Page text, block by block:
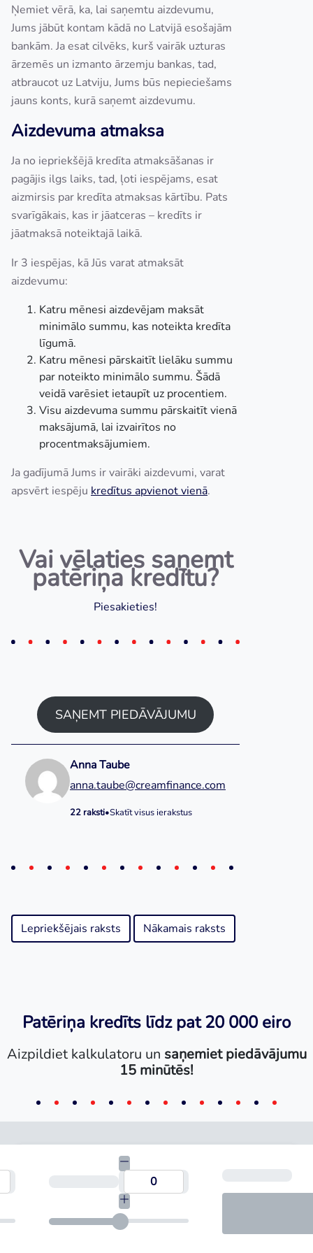
Ņemiet vērā, ka, lai saņemtu aizdevumu,
Jums jābūt kontam kādā no Latvijā esošajām
bankām. Ja esat cilvēks, kurš vairāk uzturas
ārzemēs un izmanto ārzemju bankas, tad,
atbraucot uz Latviju, Jums būs nepieciešams
jauns konts, kurā saņemt aizdevumu.
Aizdevuma atmaksa
Ja no iepriekšējā kredīta atmaksāšanas ir
pagājis ilgs laiks, tad, ļoti iespējams, esat
aizmirsis par kredīta atmaksas kārtību. Pats
svarīgākais, kas ir jāatceras – kredīts ir
jāatmaksā noteiktajā laikā.
Ir 3 iespējas, kā Jūs varat atmaksāt
aizdevumu:
Katru mēnesi aizdevējam maksāt
minimālo summu, kas noteikta kredīta
līgumā.
Katru mēnesi pārskaitīt lielāku summu
par noteikto minimālo summu. Šādā
veidā varēsiet ietaupīt uz procentiem.
Visu aizdevuma summu pārskaitīt vienā
maksājumā, lai izvairītos no
procentmaksājumiem.
Ja gadījumā Jums ir vairāki aizdevumi, varat
apsvērt iespēju kredītus apvienot vienā.
Vai vēlaties saņemt
patēriņa kredītu?
Piesakieties!
SAŅEMT PIEDĀVĀJUMU
Anna Taube
anna.taube@creamfinance.com
22 raksti•Skatīt visus ierakstus
Lepriekšējais raksts Nākamais raksts
Patēriņa kredīts līdz pat 20 000 eiro
Aizpildiet kalkulatoru un saņemiet piedāvājumu
15 minūtēs!
Termiņš